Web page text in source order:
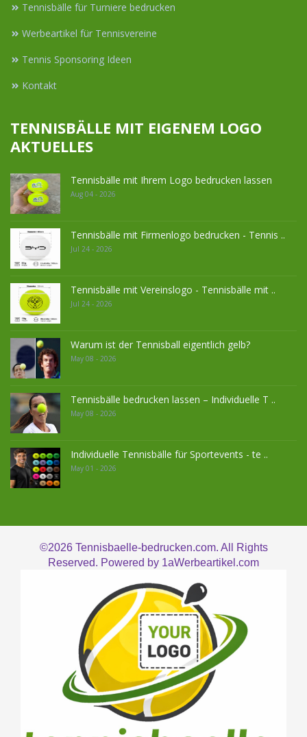
Tennisbälle für Turniere bedrucken
Werbeartikel für Tennisvereine
Tennis Sponsoring Ideen
Kontakt
TENNISBÄLLE MIT EIGENEM LOGO
AKTUELLES
Tennisbälle mit Ihrem Logo bedrucken lassen
Aug 04 - 2026
Tennisbälle mit Firmenlogo bedrucken - Tennis ..
Jul 24 - 2026
Tennisbälle mit Vereinslogo - Tennisbälle mit ..
Jul 24 - 2026
Warum ist der Tennisball eigentlich gelb?
May 08 - 2026
Tennisbälle bedrucken lassen – Individuelle T ..
May 08 - 2026
Individuelle Tennisbälle für Sportevents - te ..
May 01 - 2026
©2026 Tennisbaelle-bedrucken.com. All Rights
Reserved. Powered by 1aWerbeartikel.com